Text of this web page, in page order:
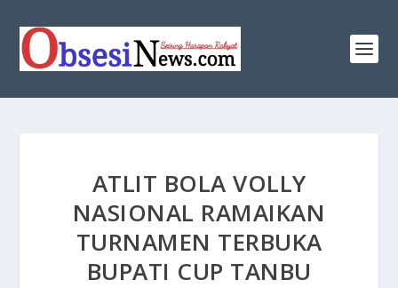
ATLIT BOLA VOLLY
NASIONAL RAMAIKAN
TURNAMEN TERBUKA
BUPATI CUP TANBU